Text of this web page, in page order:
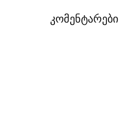
კომენტარები